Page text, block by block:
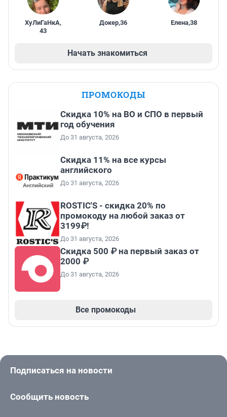
ХуЛиГаНкА,
43
Докер,36 Елена,38
Начать знакомиться
ПРОМОКОДЫ
Скидка 10% на ВО и СПО в первый
год обучения
До 31 августа, 2026
Скидка 11% на все курсы
английского
До 31 августа, 2026
ROSTIC'S - скидка 20% по
промокоду на любой заказ от
3199₽!
До 31 августа, 2026
Скидка 500 ₽ на первый заказ от
2000 ₽
До 31 августа, 2026
Все промокоды
Подписаться на новости
Сообщить новость